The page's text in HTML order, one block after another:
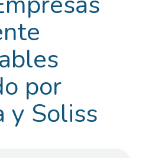
por
y Soliss